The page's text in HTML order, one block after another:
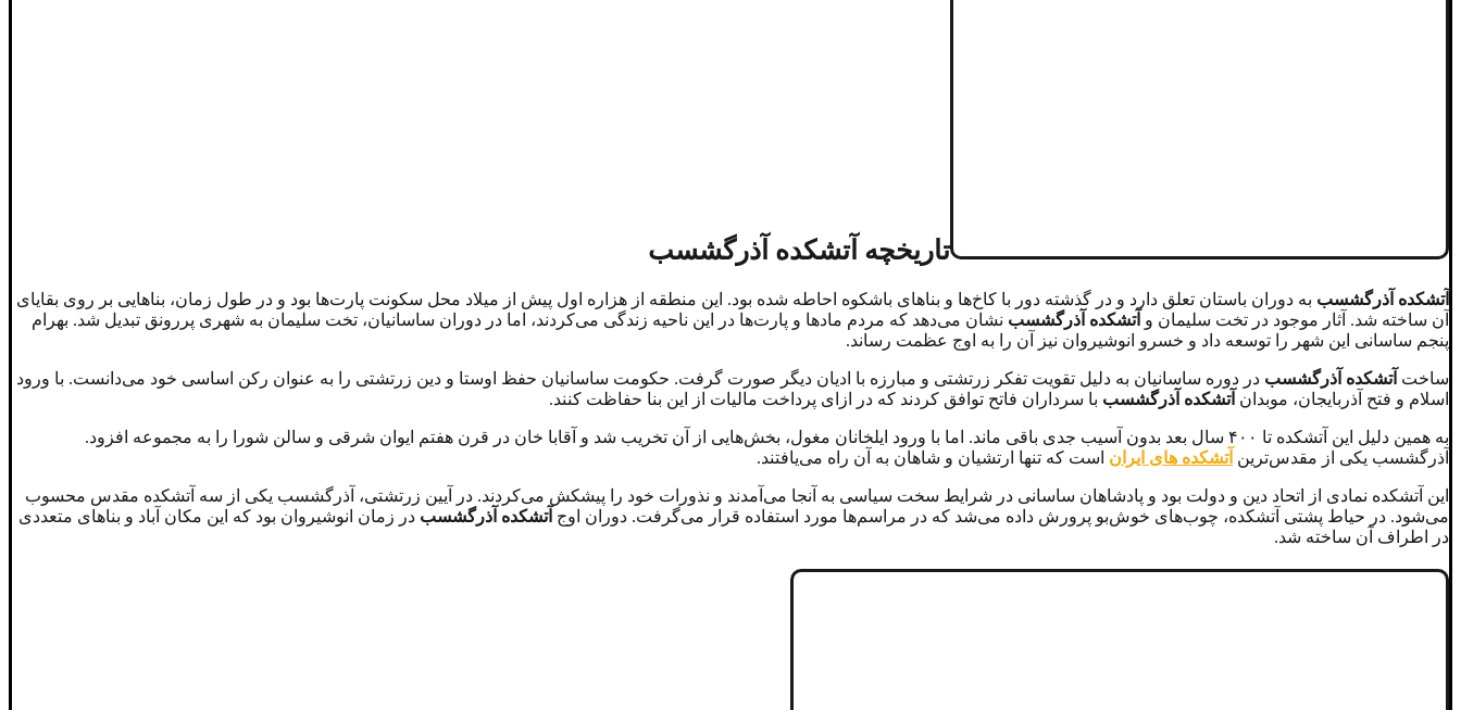
تاریخچه آتشکده آذرگشسب
آتشکده آذرگشسب به دوران باستان تعلق دارد و در گذشته دور با کاخ‌ها و بناهای باشکوه احاطه شده بود. این منطقه از هزاره اول پیش از میلاد محل سکونت پارت‌ها بود و در طول زمان، بناهایی بر روی بقایای
آن ساخته شد. آثار موجود در تخت سلیمان و آتشکده آذرگشسب نشان می‌دهد که مردم مادها و پارت‌ها در این ناحیه زندگی می‌کردند، اما در دوران ساسانیان، تخت سلیمان به شهری پررونق تبدیل شد. بهرام
پنجم ساسانی این شهر را توسعه داد و خسرو انوشیروان نیز آن را به اوج عظمت رساند.
ساخت آتشکده آذرگشسب در دوره ساسانیان به دلیل تقویت تفکر زرتشتی و مبارزه با ادیان دیگر صورت گرفت. حکومت ساسانیان حفظ اوستا و دین زرتشتی را به عنوان رکن اساسی خود می‌دانست. با ورود
اسلام و فتح آذربایجان، موبدان آتشکده آذرگشسب با سرداران فاتح توافق کردند که در ازای پرداخت مالیات از این بنا حفاظت کنند.
به همین دلیل این آتشکده تا ۴۰۰ سال بعد بدون آسیب جدی باقی ماند. اما با ورود ایلخانان مغول، بخش‌هایی از آن تخریب شد و آقابا خان در قرن هفتم ایوان شرقی و سالن شورا را به مجموعه افزود.
آذرگشسب یکی از مقدس‌ترین آتشکده های ایران است که تنها ارتشیان و شاهان به آن راه می‌یافتند.
این آتشکده نمادی از اتحاد دین و دولت بود و پادشاهان ساسانی در شرایط سخت سیاسی به آنجا می‌آمدند و نذورات خود را پیشکش می‌کردند. در آیین زرتشتی، آذرگشسب یکی از سه آتشکده مقدس محسوب
می‌شود. در حیاط پشتی آتشکده، چوب‌های خوش‌بو پرورش داده می‌شد که در مراسم‌ها مورد استفاده قرار می‌گرفت. دوران اوج آتشکده آذرگشسب در زمان انوشیروان بود که این مکان آباد و بناهای متعددی
در اطراف آن ساخته شد.